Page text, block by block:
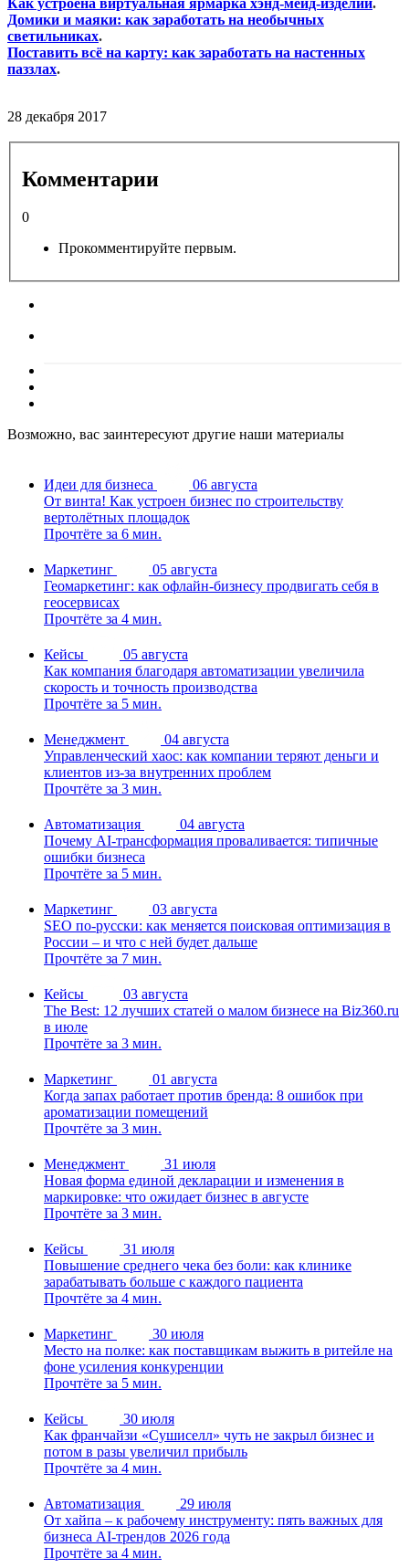
Как устроена виртуальная ярмарка хэнд-мейд-изделий.
Домики и маяки: как заработать на необычных
светильниках.
Поставить всё на карту: как заработать на настенных
паззлах.
28 декабря 2017
Комментарии
0
Прокомментируйте первым.
Возможно, вас заинтересуют другие наши материалы
Идеи для бизнеса
06 августа
От винта! Как устроен бизнес по строительству
вертолётных площадок
Прочтёте за 6 мин.
Маркетинг
05 августа
Геомаркетинг: как офлайн-бизнесу продвигать себя в
геосервисах
Прочтёте за 4 мин.
Кейсы
05 августа
Как компания благодаря автоматизации увеличила
скорость и точность производства
Прочтёте за 5 мин.
Менеджмент
04 августа
Управленческий хаос: как компании теряют деньги и
клиентов из-за внутренних проблем
Прочтёте за 3 мин.
Автоматизация
04 августа
Почему AI-трансформация проваливается: типичные
ошибки бизнеса
Прочтёте за 5 мин.
Маркетинг
03 августа
SEO по-русски: как меняется поисковая оптимизация в
России – и что с ней будет дальше
Прочтёте за 7 мин.
Кейсы
03 августа
The Best: 12 лучших статей о малом бизнесе на Biz360.ru
в июле
Прочтёте за 3 мин.
Маркетинг
01 августа
Когда запах работает против бренда: 8 ошибок при
ароматизации помещений
Прочтёте за 3 мин.
Менеджмент
31 июля
Новая форма единой декларации и изменения в
маркировке: что ожидает бизнес в августе
Прочтёте за 3 мин.
Кейсы
31 июля
Повышение среднего чека без боли: как клинике
зарабатывать больше с каждого пациента
Прочтёте за 4 мин.
Маркетинг
30 июля
Место на полке: как поставщикам выжить в ритейле на
фоне усиления конкуренции
Прочтёте за 5 мин.
Кейсы
30 июля
Как франчайзи «Сушиселл» чуть не закрыл бизнес и
потом в разы увеличил прибыль
Прочтёте за 4 мин.
Автоматизация
29 июля
От хайпа – к рабочему инструменту: пять важных для
бизнеса AI-трендов 2026 года
Прочтёте за 4 мин.